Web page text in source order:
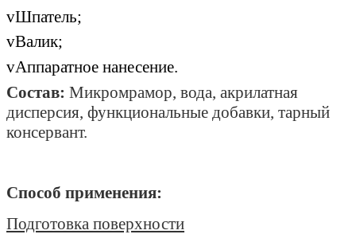
vШпатель;
vВалик;
vАппаратное нанесение.
Состав: Микромрамор, вода, акрилатная
дисперсия, функциональные добавки, тарный
консервант.
Способ применения:
Подготовка поверхности